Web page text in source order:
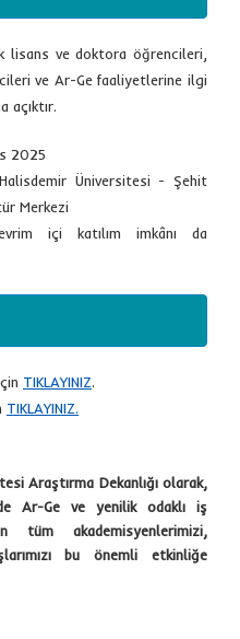
lisans ve doktora öğrencileri,
ve Ar-Ge faaliyetlerine ilgi
açıktır.
2025
Üniversitesi - Şehit
Merkezi
içi katılım imkânı da
TIKLAYINIZ.
TIKLAYINIZ.
Araştırma Dekanlığı olarak,
Ar-Ge ve yenilik odaklı iş
tüm akademisyenlerimizi,
bu önemli etkinliğe